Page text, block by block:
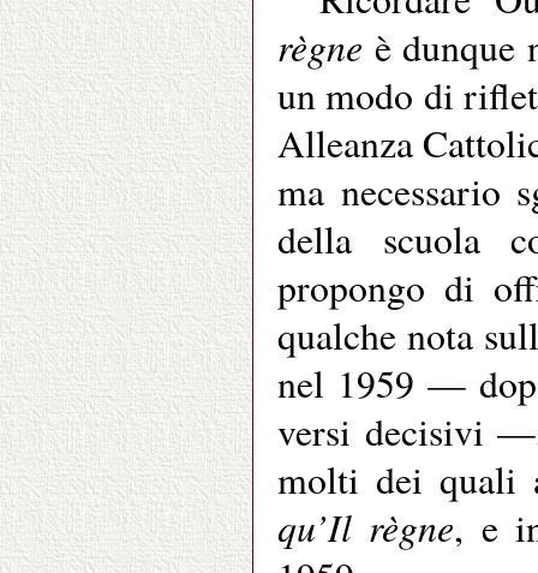
règne è dunque
un modo di
Alleanza
ma necessario
della scuola
propongo di
qualche nota
nel 1959 —
versi decisivi
molti dei
qu’Il règne, e